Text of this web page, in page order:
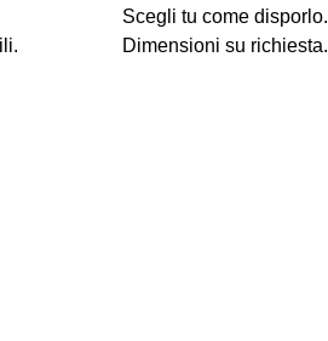
Scegli tu come disporlo.
Dimensioni su richiesta.